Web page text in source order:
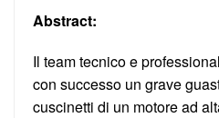
Abstract:
Il team tecnico e
con successo un grave
cuscinetti di un motore ad